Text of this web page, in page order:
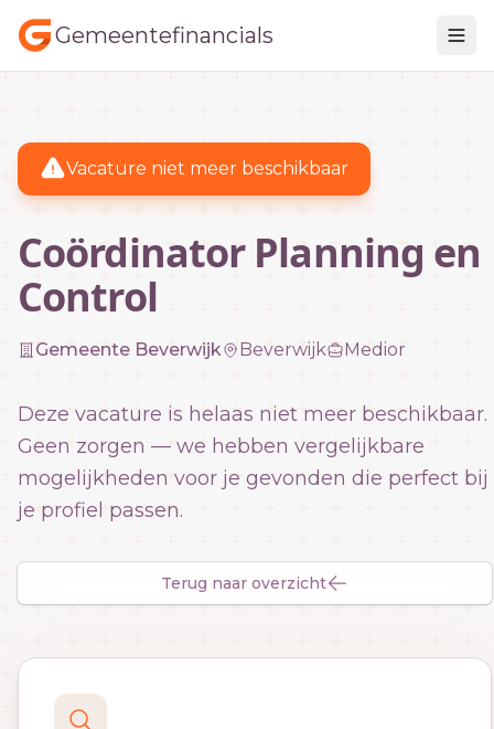
Gemeentefinancials
Vacature niet meer beschikbaar
Coördinator Planning en
Control
Gemeente Beverwijk Beverwijk Medior
Deze vacature is helaas niet meer beschikbaar.
Geen zorgen — we hebben vergelijkbare
mogelijkheden voor je gevonden die perfect bij
je profiel passen.
Terug naar overzicht